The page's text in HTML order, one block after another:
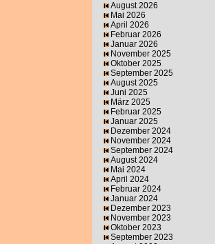
August 2026
Mai 2026
April 2026
Februar 2026
Januar 2026
November 2025
Oktober 2025
September 2025
August 2025
Juni 2025
März 2025
Februar 2025
Januar 2025
Dezember 2024
November 2024
September 2024
August 2024
Mai 2024
April 2024
Februar 2024
Januar 2024
Dezember 2023
November 2023
Oktober 2023
September 2023